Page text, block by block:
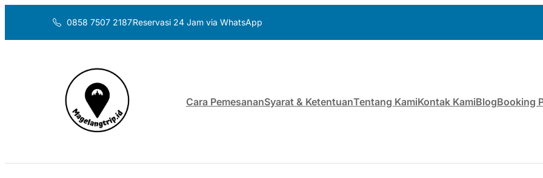
0858 7507 2187Reservasi 24 Jam via WhatsApp
Cara PemesananSyarat & KetentuanTentang KamiKontak KamiBlogBooking